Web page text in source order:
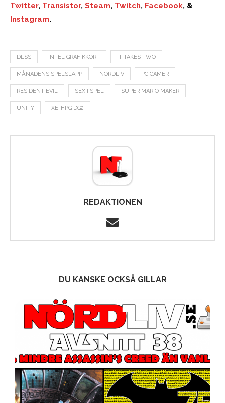
Twitter, Transistor, Steam, Twitch, Facebook, &
Instagram.
DLSS INTEL GRAFIKKORT IT TAKES TWO
MÅNADENS SPELSLÄPP NÖRDLIV PC GAMER
RESIDENT EVIL SEX I SPEL SUPER MARIO MAKER
UNITY XE-HPG DG2
REDAKTIONEN
DU KANSKE OCKSÅ GILLAR